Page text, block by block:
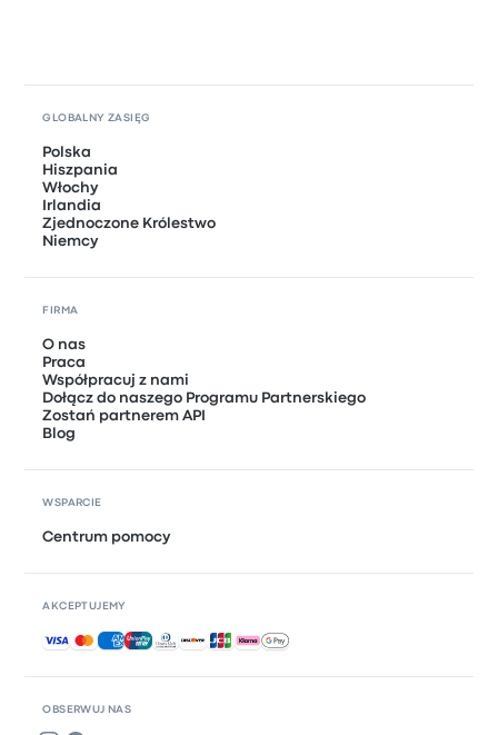
OBSERWUJ NAS
GLOBALNY ZASIĘG
Polska
Hiszpania
Włochy
Irlandia
Zjednoczone Królestwo
Niemcy
FIRMA
O nas
Praca
Współpracuj z nami
Dołącz do naszego Programu Partnerskiego
Zostań partnerem API
Blog
WSPARCIE
Centrum pomocy
AKCEPTUJEMY
Akceptowane płatności